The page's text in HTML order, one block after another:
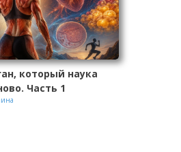
который наука
Часть 1